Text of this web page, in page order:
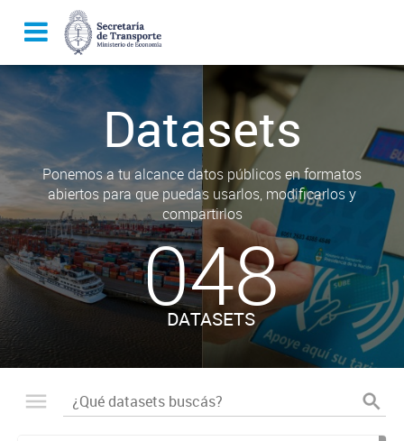
Datasets
Ponemos a tu alcance datos públicos en formatos
abiertos para que puedas usarlos, modificarlos y
compartirlos
048
DATASETS